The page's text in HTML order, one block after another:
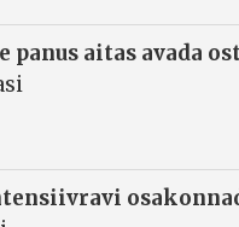
panus aitas avada